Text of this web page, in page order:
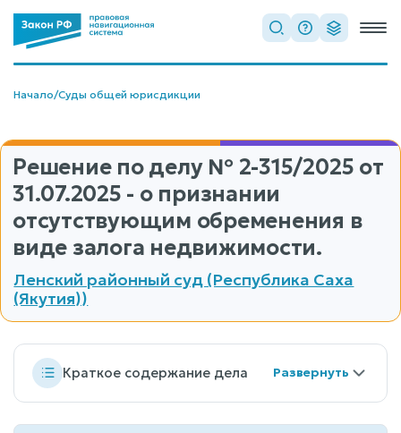
Начало/Суды общей юрисдикции
Решение по делу № 2-315/2025 от
31.07.2025 - о признании
отсутствующим обременения в
виде залога недвижимости.
Ленский районный суд (Республика Саха
(Якутия))
Краткое содержание дела